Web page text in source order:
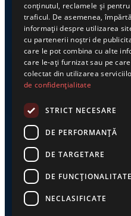
Despre noi
Casa de editură Exclusiv
conținutul, reclamele și
traficul. De asemenea,
informații despre utilizarea
cu partenerii noștri de
care le pot combina cu alte
care le-ați furnizat sau pe
colectat din utilizarea
de confidențialitate
STRICT NECESARE
DE PERFORMANȚĂ
DE TARGETARE
DE FUNCŢIONALITATE
NECLASIFICATE